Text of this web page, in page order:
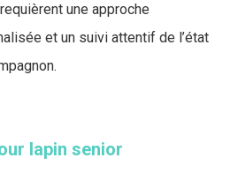
une approche
et un suivi attentif de l’état
lapin senior